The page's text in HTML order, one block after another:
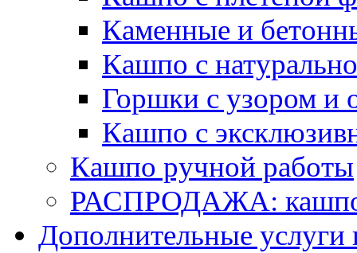
Каменные и
Кашпо с
Горшки с узором и
Кашпо с
Кашпо ручной работы
РАСПРОДАЖА: кашпо
Дополнительные услуги